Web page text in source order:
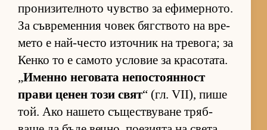
про­ни­зи­тел­ното чув­с­тво за ефи­мер­но­то.
За съв­ре­мен­ния чо­век бяг­с­т­вото на вре­
мето е най-често из­точ­ник на тре­во­га; за
Кенко то е са­мото ус­ло­вие за кра­со­та­та.
„Именно не­го­вата не­пос­то­ян­ност
прави це­нен този свят“ (гл. VII), пише
той. Ако на­шето съ­щес­т­ву­ване тряб­